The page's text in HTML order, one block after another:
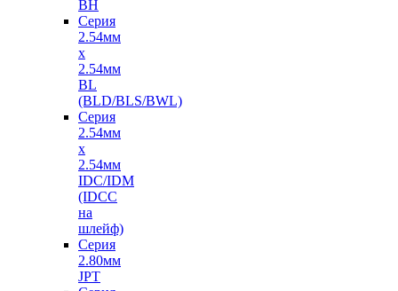
BH
Серия
2.54мм
х
2.54мм
BL
(BLD/BLS/BWL)
Серия
2.54мм
х
2.54мм
IDC/IDM
(IDCC
на
шлейф)
Серия
2.80мм
JPT